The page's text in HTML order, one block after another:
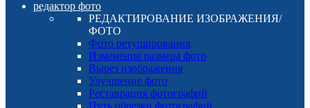
редактор фото
РЕДАКТИРОВАНИЕ ИЗОБРАЖЕНИЯ/
ФОТО
Фото ретуширования
Изменение размера фото
Вырез изображения
Улучшение фото
Реставрация фотографий
Путь обрезки фотографий